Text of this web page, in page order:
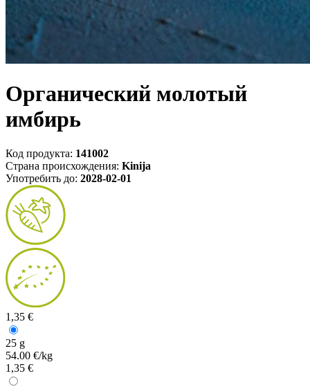
Органический молотый
имбирь
Код продукта: 141002
Страна происхождения: Kinija
Употребить до: 2028-02-01
1,35 €
25 g
54.00 €/kg
1,35 €